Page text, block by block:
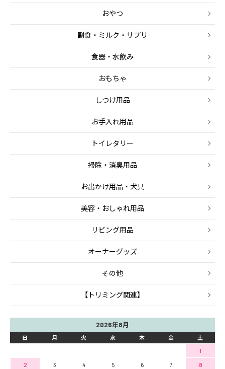
おやつ
副食・ミルク・サプリ
食器・水飲み
おもちゃ
しつけ用品
お手入れ用品
トイレタリー
掃除・消臭用品
お出かけ用品・犬具
美容・おしゃれ用品
リビング用品
オーナーグッズ
その他
【トリミング関連】
2026年8月
日 月 火 水 木 金
土
1
2 3 4 5 6 7 8